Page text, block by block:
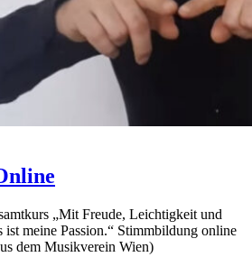
„Mit Freude, Leichtigkeit und
meine Passion.“ Stimmbildung online
dem Musikverein Wien)